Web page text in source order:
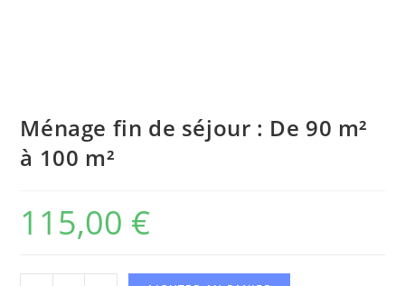
Ménage fin de séjour : De 90 m²
à 100 m²
115,00 €